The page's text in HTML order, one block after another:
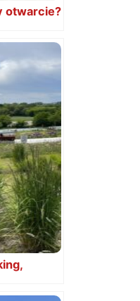
otwarcie?